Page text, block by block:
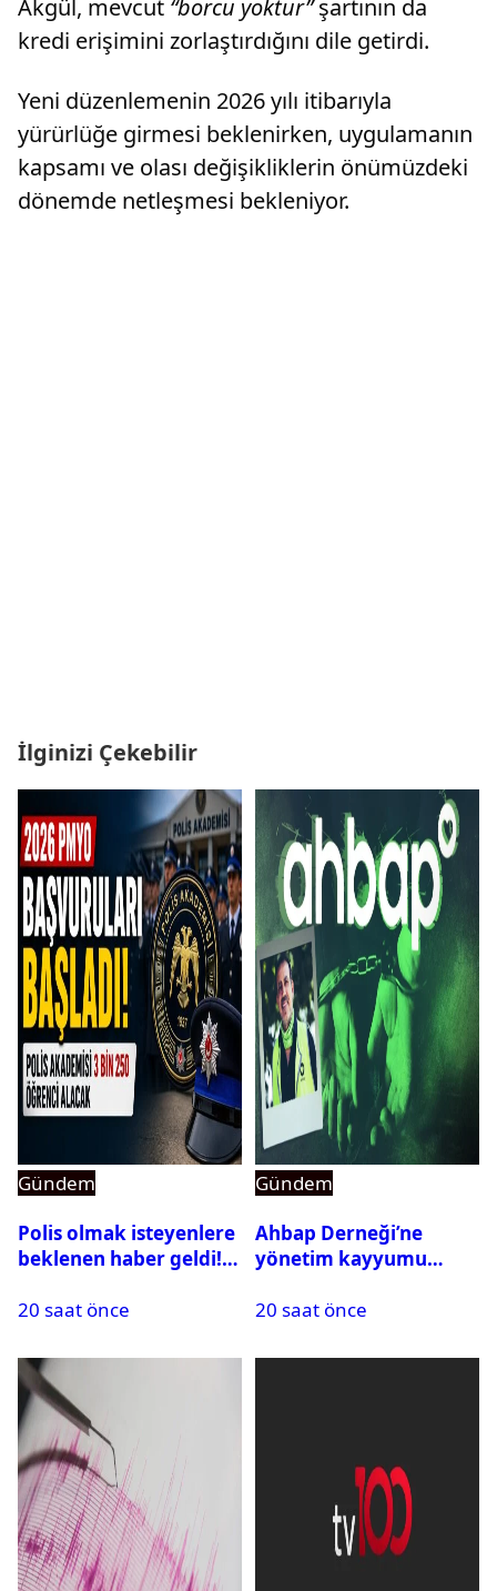
Akgül, mevcut “borcu yoktur”şartının da
kredi erişimini zorlaştırdığını dile getirdi.
Yeni düzenlemenin 2026 yılı itibarıyla
yürürlüğe girmesi beklenirken, uygulamanın
kapsamı ve olası değişikliklerin önümüzdeki
dönemde netleşmesi bekleniyor.
İlginizi Çekebilir
Gündem
Polis olmak isteyenlere
beklenen haber geldi!
20 saat önce
Gündem
Ahbap Derneği’ne
yönetim kayyumu
açıldı
20 saat önce